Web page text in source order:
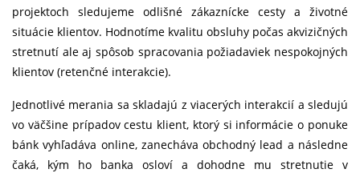
projektoch sledujeme odlišné zákaznícke cesty a životné
situácie klientov. Hodnotíme kvalitu obsluhy počas akvizičných
stretnutí ale aj spôsob spracovania požiadaviek nespokojných
klientov (retenčné interakcie).
Jednotlivé merania sa skladajú z viacerých interakcií a sledujú
vo väčšine prípadov cestu klient, ktorý si informácie o ponuke
bánk vyhľadáva online, zanecháva obchodný lead a následne
čaká, kým ho banka osloví a dohodne mu stretnutie v